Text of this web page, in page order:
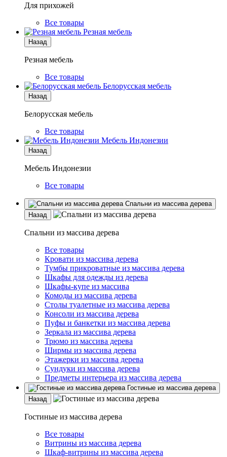
Для прихожей
Все товары
Резная мебель
Назад
Резная мебель
Все товары
Белорусская мебель
Назад
Белорусская мебель
Все товары
Мебель Индонезии
Назад
Мебель Индонезии
Все товары
Спальни из массива дерева
Назад
Спальни из массива дерева
Все товары
Кровати из массива дерева
Тумбы прикроватные из массива дерева
Шкафы для одежды из дерева
Шкафы-купе из массива
Комоды из массива дерева
Столы туалетные из массива дерева
Консоли из массива дерева
Пуфы и банкетки из массива дерева
Зеркала из массива дерева
Трюмо из массива дерева
Ширмы из массива дерева
Этажерки из массива дерева
Сундуки из массива дерева
Предметы интерьера из массива дерева
Гостиные из массива дерева
Назад
Гостиные из массива дерева
Все товары
Витрины из массива дерева
Шкаф-витрины из массива дерева